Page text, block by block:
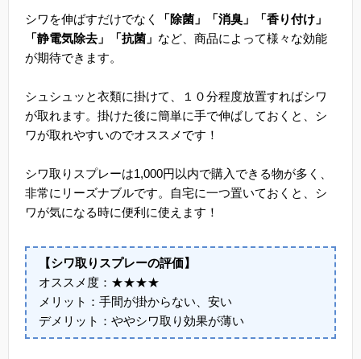
シワを伸ばすだけでなく
「除菌」「消臭」「香り付け」
「静電気除去」「抗菌」 など、商品によって様々な効能
が期待できます。
シュシュッと衣類に掛けて、１０分程度放置すればシワ
が取れます。掛けた後に簡単に手で伸ばしておくと、シ
ワが取れやすいのでオススメです！
シワ取りスプレーは1,000円以内で購入できる物が多く、
非常にリーズナブルです。自宅に一つ置いておくと、シ
ワが気になる時に便利に使えます！
【シワ取りスプレーの評価】
オススメ度：★★★★
メリット：手間が掛からない、安い
デメリット：ややシワ取り効果が薄い